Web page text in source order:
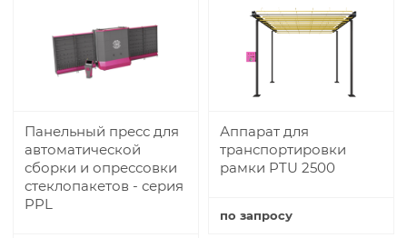
Панельный пресс для
автоматической
сборки и опрессовки
стеклопакетов - серия
PPL
Аппарат для
транспортировки
рамки PTU 2500
по запросу